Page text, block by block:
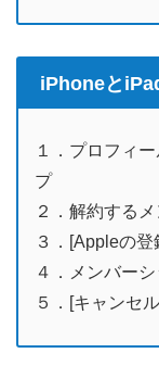
iPhoneと
１．プロフィ
プ
２．解約する
３．[Appleの
４．メンバー
５．[キャンセ